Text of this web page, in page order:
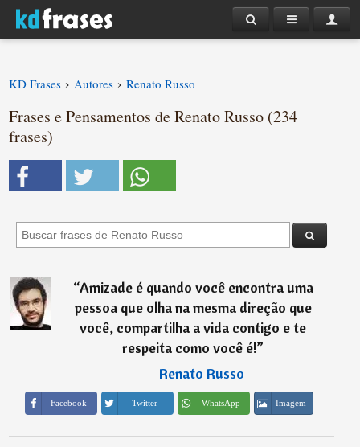
KD Frases › Autores › Renato Russo
Frases e Pensamentos de Renato Russo (234
frases)
“Amizade é quando você encontra uma
pessoa que olha na mesma direção que
você, compartilha a vida contigo e te
respeita como você é!”
―Renato Russo
Facebook Twitter WhatsApp Imagem